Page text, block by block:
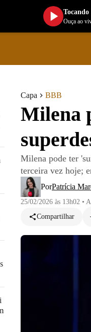
Capa BBB
Milena
Milena pode ter
terceira vez hoje;
PorPatrícia
25/02/2026 às 13h02 •
Compartilhar
Tocando
Ouça ao